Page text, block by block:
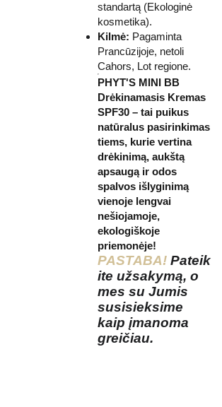
standartą (Ekologinė
kosmetika).
Kilmė: Pagaminta
Prancūzijoje, netoli
Cahors, Lot regione.
PHYT'S MINI BB
Drėkinamasis Kremas
SPF30 – tai puikus
natūralus pasirinkimas
tiems, kurie vertina
drėkinimą, aukštą
apsaugą ir odos
spalvos išlyginimą
vienoje lengvai
nešiojamoje,
ekologiškoje
priemonėje!
PASTABA! Pateik
ite užsakymą, o
mes su Jumis
susisieksime
kaip įmanoma
greičiau.